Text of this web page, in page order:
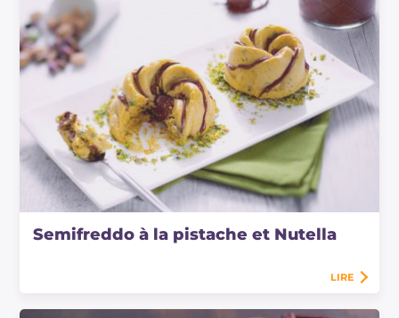
Semifreddo à la pistache et Nutella
LIRE